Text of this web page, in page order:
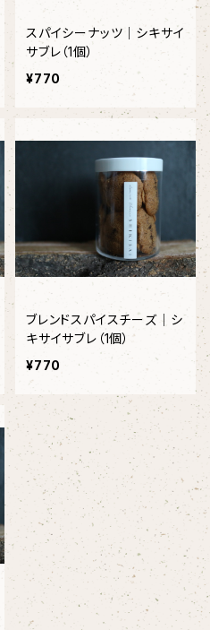
スパイシーナッツ｜シキサイ
サブレ（1個）
¥770
ブレンドスパイスチーズ｜シ
キサイサブレ（1個）
¥770